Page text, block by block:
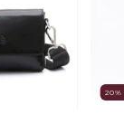
20